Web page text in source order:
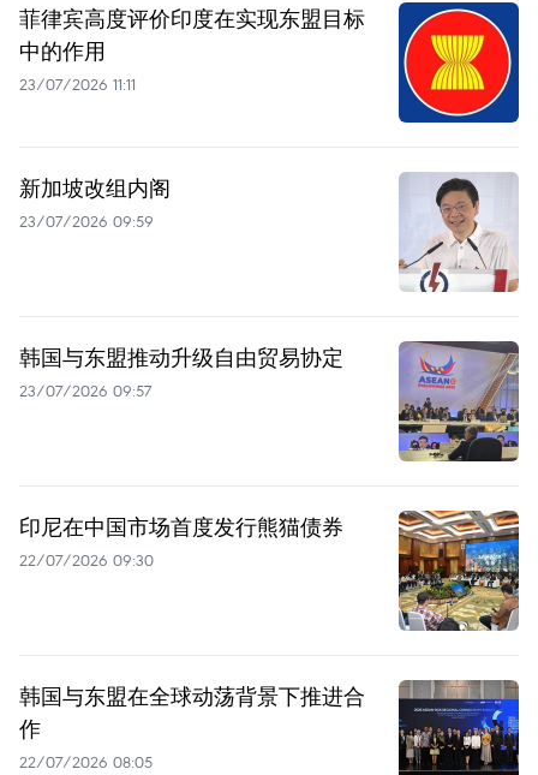
菲律宾高度评价印度在实现东盟目标
中的作用
23/07/2026 11:11
新加坡改组内阁
23/07/2026 09:59
韩国与东盟推动升级自由贸易协定
23/07/2026 09:57
印尼在中国市场首度发行熊猫债券
22/07/2026 09:30
韩国与东盟在全球动荡背景下推进合
作
22/07/2026 08:05